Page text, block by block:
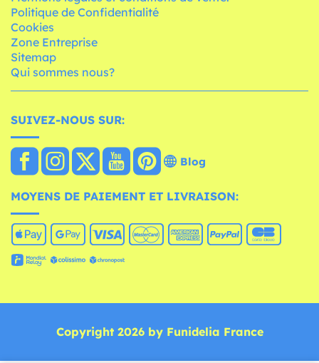
Politique de Confidentialité
Cookies
Zone Entreprise
Sitemap
Qui sommes nous?
SUIVEZ-NOUS SUR:
Blog
MOYENS DE PAIEMENT ET LIVRAISON:
Copyright 2026 by Funidelia France